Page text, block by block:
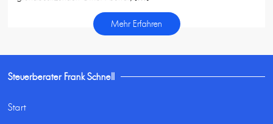
Mehr Erfahren
Steuerberater Frank Schnell
Start